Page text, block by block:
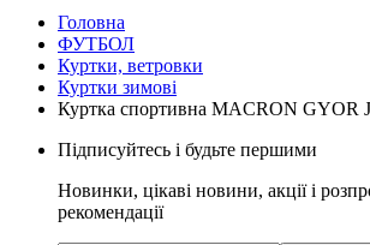
Головна
ФУТБОЛ
Куртки, ветровки
Куртки зимові
Куртка спортивна MACRON GYOR
Підписуйтесь і будьте першими
Новинки, цікаві новини, акції і
рекомендації